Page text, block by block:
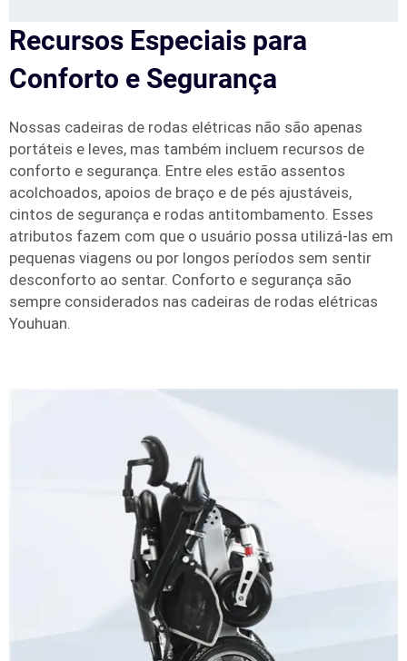
Recursos Especiais para
Conforto e Segurança
Nossas cadeiras de rodas elétricas não são apenas
portáteis e leves, mas também incluem recursos de
conforto e segurança. Entre eles estão assentos
acolchoados, apoios de braço e de pés ajustáveis,
cintos de segurança e rodas antitombamento. Esses
atributos fazem com que o usuário possa utilizá-las em
pequenas viagens ou por longos períodos sem sentir
desconforto ao sentar. Conforto e segurança são
sempre considerados nas cadeiras de rodas elétricas
Youhuan.